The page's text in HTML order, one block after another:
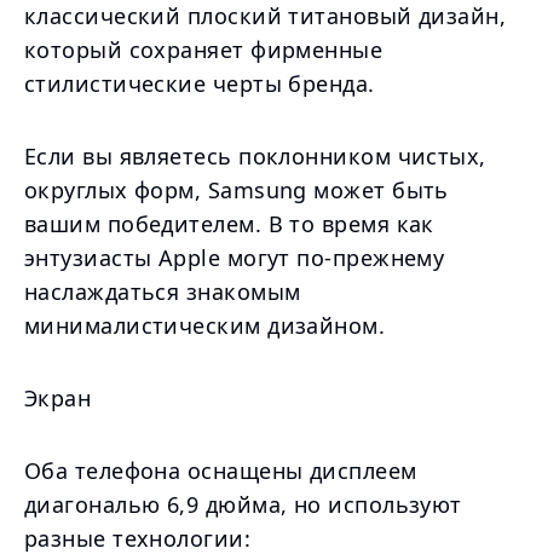
классический плоский титановый дизайн,
который сохраняет фирменные
стилистические черты бренда.
Если вы являетесь поклонником чистых,
округлых форм, Samsung может быть
вашим победителем. В то время как
энтузиасты Apple могут по-прежнему
наслаждаться знакомым
минималистическим дизайном.
Экран
Оба телефона оснащены дисплеем
диагональю 6,9 дюйма, но используют
разные технологии: